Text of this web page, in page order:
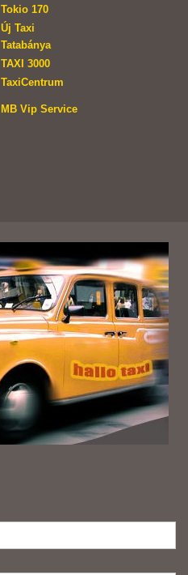
Tokio 170
Új Taxi
Tatabánya
TAXI 3000
TaxiCentrum
MB Vip Service